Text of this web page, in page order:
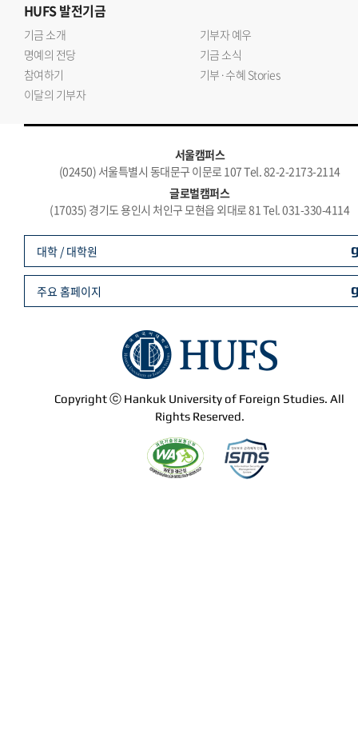
HUFS발전기금
기금 소개
기부자 예우
명예의 전당
기금 소식
참여하기
기부·수혜 Stories
이달의 기부자
서울캠퍼스
(02450) 서울특별시 동대문구 이문로 107 Tel. 82-2-2173-2114
글로벌캠퍼스
(17035) 경기도 용인시 처인구 모현읍 외대로 81 Tel. 031-330-4114
Copyright ⓒ Hankuk University of Foreign Studies. All
Rights Reserved.
대학 / 대학원
주요 홈페이지